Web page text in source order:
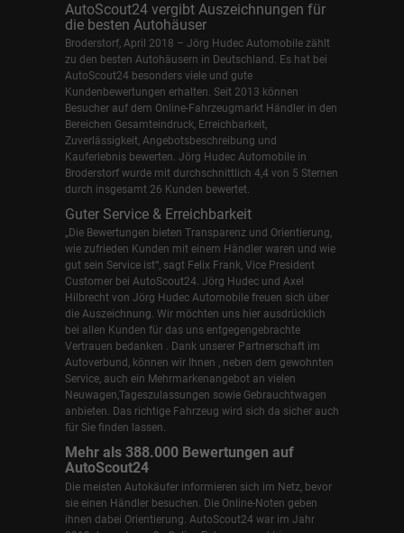
AutoScout24 vergibt Auszeichnungen für
die besten Autohäuser
Broderstorf, April 2018 – Jörg Hudec Automobile zählt
zu den besten Autohäusern in Deutschland. Es hat bei
AutoScout24 besonders viele und gute
Kundenbewertungen erhalten. Seit 2013 können
Besucher auf dem Online-Fahrzeugmarkt Händler in den
Bereichen Gesamteindruck, Erreichbarkeit,
Zuverlässigkeit, Angebotsbeschreibung und
Kauferlebnis bewerten. Jörg Hudec Automobile in
Broderstorf wurde mit durchschnittlich 4,4 von 5 Sternen
durch insgesamt 26 Kunden bewertet.
Guter Service & Erreichbarkeit
„Die Bewertungen bieten Transparenz und Orientierung,
wie zufrieden Kunden mit einem Händler waren und wie
gut sein Service ist“, sagt Felix Frank, Vice President
Customer bei AutoScout24. Jörg Hudec und Axel
Hilbrecht von Jörg Hudec Automobile freuen sich über
die Auszeichnung. Wir möchten uns hier ausdrücklich
bei allen Kunden für das uns entgegengebrachte
Vertrauen bedanken . Dank unserer Partnerschaft im
Autoverbund, können wir Ihnen , neben dem gewohnten
Service, auch ein Mehrmarkenangebot an vielen
Neuwagen,Tageszulassungen sowie Gebrauchtwagen
anbieten. Das richtige Fahrzeug wird sich da sicher auch
für Sie finden lassen.
Mehr als 388.000 Bewertungen auf
AutoScout24
Die meisten Autokäufer informieren sich im Netz, bevor
sie einen Händler besuchen. Die Online-Noten geben
ihnen dabei Orientierung. AutoScout24 war im Jahr